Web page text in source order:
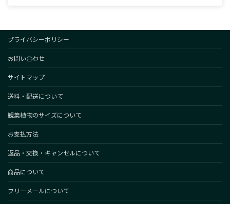
プライバシーポリシー
お問い合わせ
サイトマップ
送料・配送について
観葉植物のサイズについて
お支払方法
返品・交換・キャンセルについて
商品について
フリーメールについて